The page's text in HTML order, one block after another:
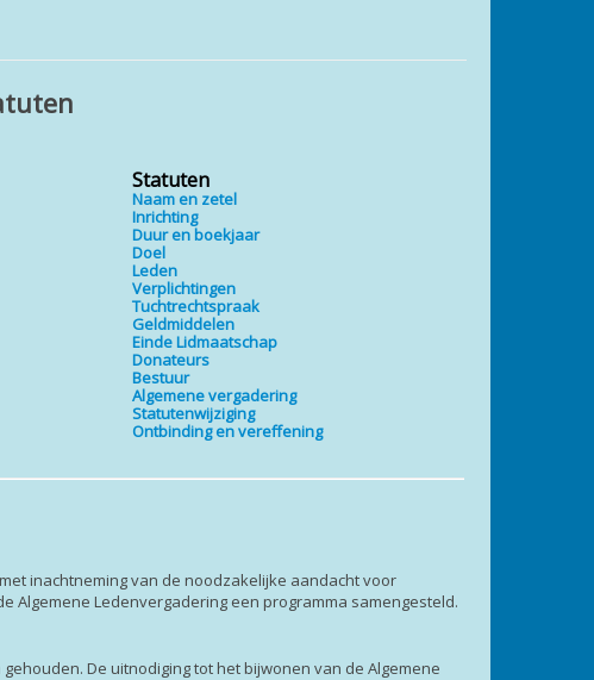
Statuten
Naam en zetel
Inrichting
Duur en boekjaar
Doel
Leden
Verplichtingen
Tuchtrechtspraak
Geldmiddelen
Einde Lidmaatschap
Donateurs
Bestuur
Algemene vergadering
Statutenwijziging
Ontbinding en vereffening
inachtneming van de noodzakelijke aandacht voor
Algemene Ledenvergadering een programma samengesteld.
De uitnodiging tot het bijwonen van de Algemene